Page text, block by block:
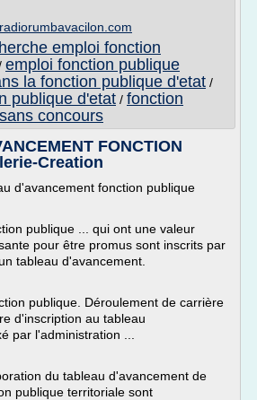
emploi fonction
emploi fonction publique
la fonction publique d'etat /
publique d'etat / fonction
concours
FONCTION
Creation
d'avancement fonction publique
publique ... qui ont une valeur
pour être promus sont inscrits par
tableau d'avancement.
publique. Déroulement de carrière
d'inscription au tableau
par l'administration ...
du tableau d'avancement de
publique territoriale sont